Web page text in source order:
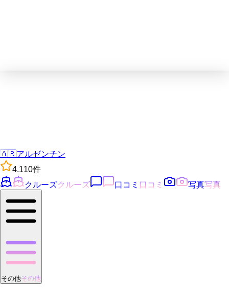
🇦🇷アルゼンチン
4.110件
クルーズクルーズ 口コミ 口コミ 写真写真
その他その他